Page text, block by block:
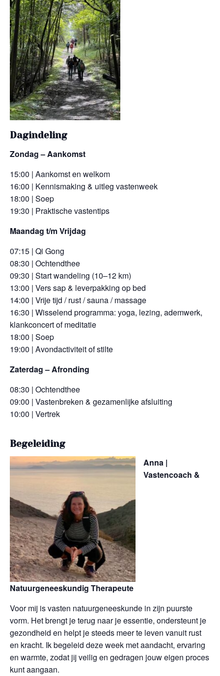
Dagindeling
Zondag – Aankomst
15:00 | Aankomst en welkom
16:00 | Kennismaking & uitleg vastenweek
18:00 | Soep
19:30 | Praktische vastentips
Maandag t/m Vrijdag
07:15 | Qi Gong
08:30 | Ochtendthee
09:30 | Start wandeling (10–12 km)
13:00 | Vers sap & leverpakking op bed
14:00 | Vrije tijd / rust / sauna / massage
16:30 | Wisselend programma: yoga, lezing, ademwerk,
klankconcertof meditatie
18:00 | Soep
19:00 | Avondactiviteit of stilte
Zaterdag – Afronding
08:30 | Ochtendthee
09:00 | Vastenbreken & gezamenlijke afsluiting
10:00 | Vertrek
Begeleiding
Anna |
Vastencoach &
Natuurgeneeskundig Therapeute
Voor mij is vasten natuurgeneeskunde in zijn puurste
vorm. Het brengt jeterug naarjeessentie, ondersteunt je
gezondheid en helpt jesteeds meer te leven vanuit rust
en kracht. Ik begeleid deze week met aandacht, ervaring
en warmte, zodat jij veilig en gedragen jouw eigen proces
kunt aangaan.